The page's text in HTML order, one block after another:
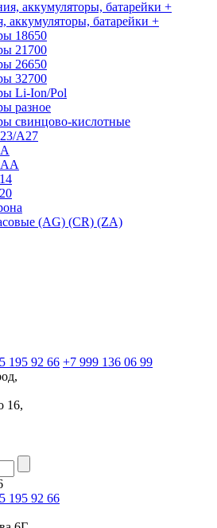
аккумуляторы, батарейки +
18650
21700
26650
32700
Li-Ion/Pol
разное
свинцово-кислотные
A27
(AG) (CR) (ZA)
195 92 66 +7 999 136 06 99
16,
195 92 66